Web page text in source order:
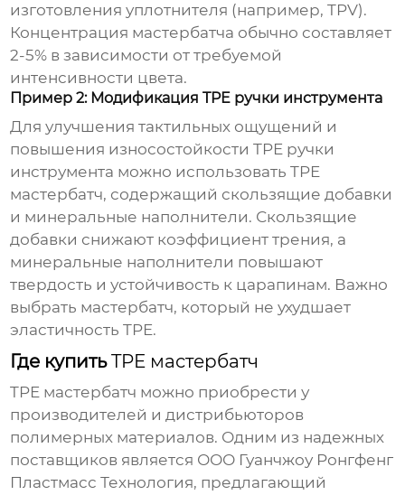
изготовления уплотнителя (например, TPV).
Концентрация мастербатча обычно составляет
2-5% в зависимости от требуемой
интенсивности цвета.
Пример 2: Модификация TPE ручки инструмента
Для улучшения тактильных ощущений и
повышения износостойкости TPE ручки
инструмента можно использоватьTPE
мастербатч, содержащий скользящие добавки
и минеральные наполнители. Скользящие
добавки снижают коэффициент трения, а
минеральные наполнители повышают
твердость и устойчивость к царапинам. Важно
выбрать мастербатч, который не ухудшает
эластичность TPE.
Где купитьTPE мастербатч
TPE мастербатч можно приобрести у
производителей и дистрибьюторов
полимерных материалов. Одним из надежных
поставщиков является ООО Гуанчжоу Ронгфенг
Пластмасс Технология, предлагающий